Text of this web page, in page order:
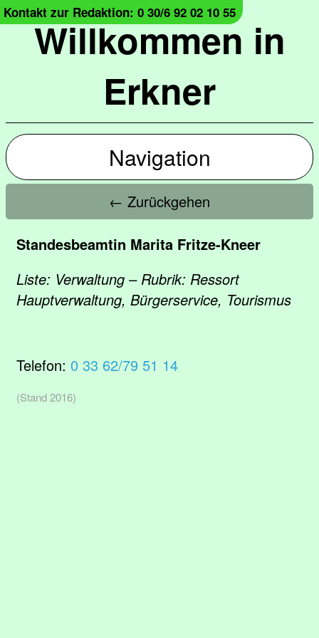
Willkommen in
Erkner
Kontakt zur Redaktion: 0 30/6 92 02 10 55
Navigation
← Zurückgehen
Standesbeamtin Marita Fritze-Kneer
Liste: Verwaltung – Rubrik: Ressort
Hauptverwaltung, Bürgerservice, Tourismus
Telefon: 0 33 62/79 51 14
(Stand 2016)